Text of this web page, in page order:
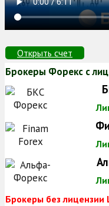
Открыть счет
Брокеры Форекс с
Брокеры без